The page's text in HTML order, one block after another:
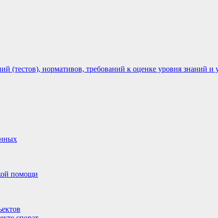
(тестов), нормативов, требований к оценке уровня знаний и
помощи